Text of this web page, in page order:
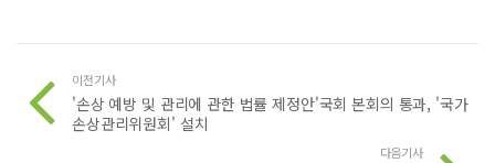
이전기사
'손상 예방 및 관리에 관한 법률 제정안'국회 본회의 통과, '국가
손상관리위원회' 설치
다음기사